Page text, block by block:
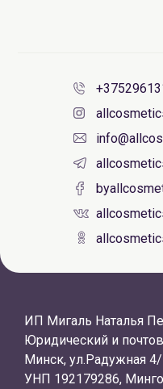
ИП Мигаль Наталья
Юридический и
Минск, ул.Радужная
УНП 192179286,